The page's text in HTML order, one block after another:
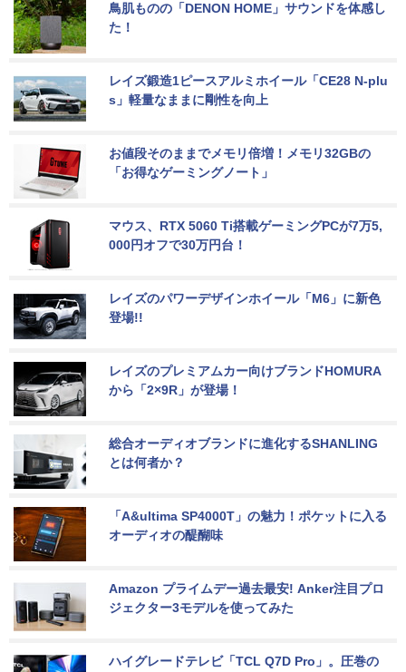
鳥肌ものの「DENON HOME」サウンドを体感し
た！
レイズ鍛造1ピースアルミホイール「CE28 N-plu
s」軽量なままに剛性を向上
お値段そのままでメモリ倍増！メモリ32GBの
「お得なゲーミングノート」
マウス、RTX 5060 Ti搭載ゲーミングPCが7万5,
000円オフで30万円台！
レイズのパワーデザインホイール「M6」に新色
登場!!
レイズのプレミアムカー向けブランドHOMURA
から「2×9R」が登場！
総合オーディオブランドに進化するSHANLING
とは何者か？
「A&ultima SP4000T」の魅力！ポケットに入る
オーディオの醍醐味
Amazon プライムデー過去最安! Anker注目プロ
ジェクター3モデルを使ってみた
ハイグレードテレビ「TCL Q7D Pro」。圧巻の